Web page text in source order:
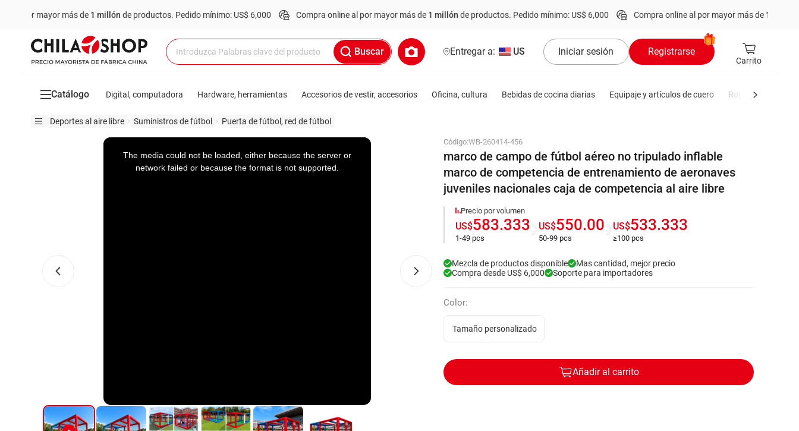
más de1 millónde productos.Pedido mínimo: US$ 6,000 Compra online al por mayor más de1 millónde productos.Pedido mínimo: US$ 6,000 Compra online al por mayor más de1 millónde
Buscar Entregar a: US Iniciar sesión Registrarse
Carrito
Catálogo Digital, computadora Hardware, herramientas Accesorios de vestir, accesorios Oficina, cultura Bebidas de cocina diarias Equipaje y artículos de cuero Ropa de hombre
Deportes al aire libre Suministros de fútbol Puerta de fútbol, red de fútbol
This
The media could not be loaded, either because the server or
network failed or because the format is not supported.
Código:WB-260414-456
marco de campo de fútbol aéreo no tripulado inflable
marco de competencia de entrenamiento de aeronaves
juveniles nacionales caja de competencia al aire libre
Precio por volumen
US$583.333
1-49 pcs
US$550.00
50-99 pcs
US$533.333
≥100 pcs
Mezcla de productos disponible
Mas cantidad, mejor precio
Compra desde US$ 6,000
Soporte para importadores
Color:
Tamaño personalizado
Añadir al carrito